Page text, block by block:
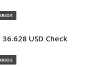
USD Check